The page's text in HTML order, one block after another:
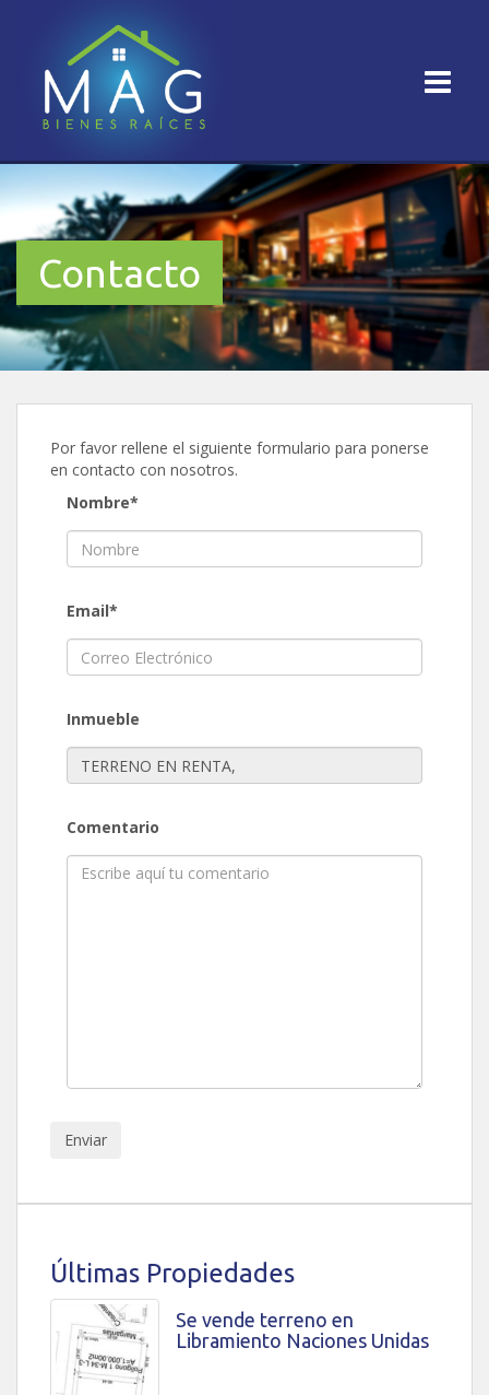
Contacto
Por favor rellene el siguiente formulario para ponerse
en contacto con nosotros.
Nombre*
Email*
Inmueble
Comentario
Últimas Propiedades
Se vende terreno en
Libramiento Naciones Unidas